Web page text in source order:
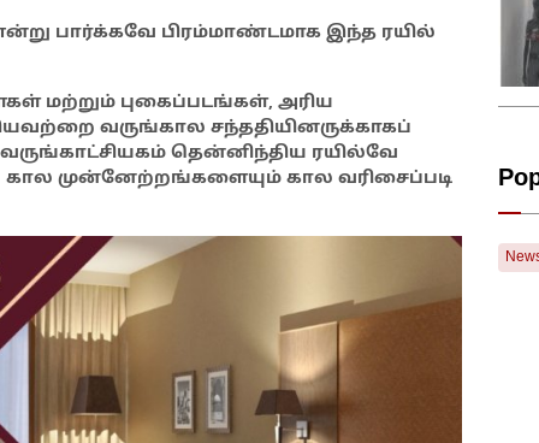
பார்க்கவே பிரம்மாண்டமாக இந்த ரயில்
மற்றும் புகைப்படங்கள், அரிய
வருங்கால சந்ததியினருக்காகப்
தென்னிந்திய ரயில்வே
முன்னேற்றங்களையும் கால வரிசைப்படி